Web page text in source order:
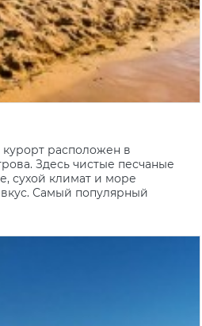
расположен в
Здесь чистые песчаные
сухой климат и море
Самый популярный